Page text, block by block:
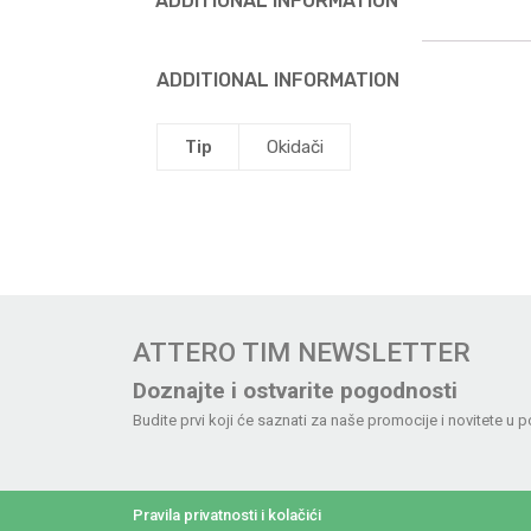
ADDITIONAL INFORMATION
Tip Okidači
ATTERO TIM NEWSLETTER
Doznajte i ostvarite pogodnosti
Budite prvi koji će saznati za naše promocije i novitete u
Pravila privatnosti i kolačići